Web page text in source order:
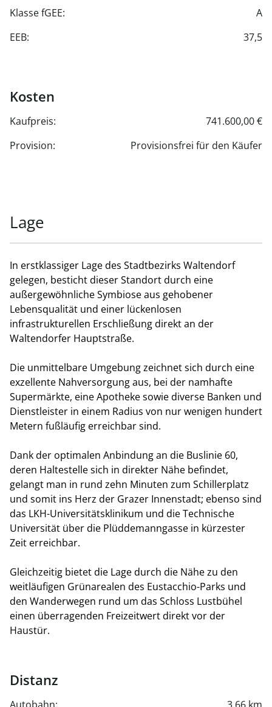
Klasse fGEE:
A
EEB:
37,5
Kosten
Kaufpreis:
741.600,00 €
Provision:
Provisionsfrei für den Käufer
Lage
In erstklassiger Lage des Stadtbezirks Waltendorf
gelegen, besticht dieser Standort durch eine
außergewöhnliche Symbiose aus gehobener
Lebensqualität und einer lückenlosen
infrastrukturellen Erschließung direkt an der
Waltendorfer Hauptstraße.
Die unmittelbare Umgebung zeichnet sich durch eine
exzellente Nahversorgung aus, bei der namhafte
Supermärkte, eine Apotheke sowie diverse Banken und
Dienstleister in einem Radius von nur wenigen hundert
Metern fußläufig erreichbar sind.
Dank der optimalen Anbindung an die Buslinie 60,
deren Haltestelle sich in direkter Nähe befindet,
gelangt man in rund zehn Minuten zum Schillerplatz
und somit ins Herz der Grazer Innenstadt; ebenso sind
das LKH-Universitätsklinikum und die Technische
Universität über die Plüddemanngasse in kürzester
Zeit erreichbar.
Gleichzeitig bietet die Lage durch die Nähe zu den
weitläufigen Grünarealen des Eustacchio-Parks und
den Wanderwegen rund um das Schloss Lustbühel
einen überragenden Freizeitwert direkt vor der
Haustür.
Distanz